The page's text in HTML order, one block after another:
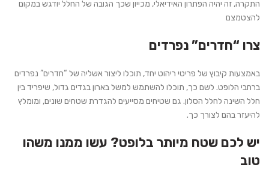
התקרה, זה יהיה הפתרון האידיאלי, מכייון שכך הגובה של החלל יודגש במקום
להצטמצם
צרו “חדרים” נפרדים
באמצעות קיבוץ של פריטי ריהוט יחד, תוכלו ליצור אשליה של “חדרים” נפרדים
ברחבי הלופט. לשם כך, תוכלו להשתמש למשל בארון בגדים גדול, שיפריד בין
חלל השינה לחלל הסלון. גם שטיחים מסייעים להגדרת שטחים שונים, ומומלץ
להיעזר בהם לצורך כך.
יש לכם שטח מיותר בלופט? עשו ממנו משהו
טוב